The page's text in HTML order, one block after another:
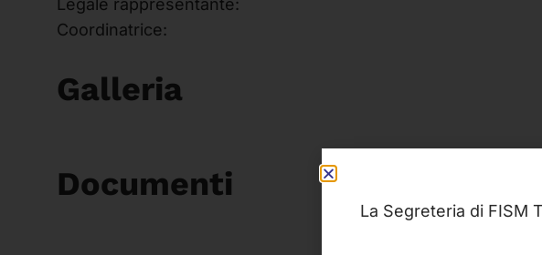
Legale rappresentante:
Coordinatrice:
Galleria
Documenti
La Segreteria di FISM